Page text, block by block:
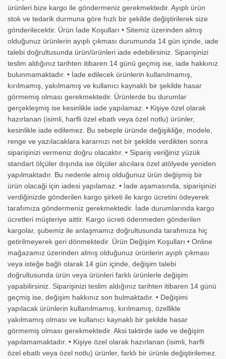
ürünleri bize kargo ile göndermeniz gerekmektedir. Ayıplı ürün
stok ve tedarik durmuna göre hızlı bir şekilde değiştirilerek size
gönderilecektir. Ürün İade Koşulları • Sitemiz üzerinden almış
olduğunuz ürünlerin ayıplı çıkması durumunda 14 gün içinde, iade
talebi doğrultusunda ürün/ürünleri iade edebilirsiniz. Siparişinizi
teslim aldığınız tarihten itibaren 14 günü geçmiş ise, iade hakkınız
bulunmamaktadır. • İade edilecek ürünlerin kullanılmamış,
kırılmamış, yakılmamış ve kullanıcı kaynaklı bir şekilde hasar
görmemiş olması gerekmektedir. Ürünlerde bu durumlar
gerçekleşmiş ise kesinlikle iade yapılamaz. • Kişiye özel olarak
hazırlanan (isimli, harfli özel ebatlı veya özel notlu) ürünler,
kesinlikle iade edilemez. Bu sebeple üründe değişikliğe, modele,
renge ve yazılacaklara kararnızı net bir şekilde verdikten sonra
siparişinizi vermeniz doğru olacaktır. • Sipariş veriğiniz yüzük
standart ölçüler dışında ise ölçüler alıcılara özel atölyede yeniden
yapılmaktadır. Bu nedenle almış olduğunuz ürün değişmiş bir
ürün olacaği için iadesi yapılamaz. • İade aşamasında, siparişinizi
verdiğinizde gönderilen kargo şirketi ile kargo ücretini ödeyerek
tarafımıza göndermeniz gerekmektedir. İade durumlarında kargo
ücretleri müşteriye aittir. Kargo ücreti ödenmeden gönderilen
kargolar, şubemiz ile anlaşmamız doğrultusunda tarafımıza hiç
getirilmeyerek geri dönmektedir. Ürün Değişim Koşulları • Online
mağazamız üzerinden almış olduğunuz ürünlerin ayıplı çıkması
veya isteğe bağlı olarak 14 gün içinde, değişim talebi
doğrultusunda ürün veya ürünleri farklı ürünlerle değişim
yapabilirsiniz. Siparişinizi teslim aldığınız tarihten itibaren 14 günü
geçmiş ise, değişim hakkınız son bulmaktadır. • Değişimi
yapılacak ürünlerin kullanılmamış, kırılmamış, özellikle
yakılmamış olması ve kullanıcı kaynaklı bir şekilde hasar
görmemiş olması gerekmektedir. Aksi taktirde iade ve değişim
yapılamamaktadır. • Kişiye özel olarak hazırlanan (isimli, harfli
özel ebatlı veya özel notlu) ürünler, farklı bir ürünle değiştirilemez.